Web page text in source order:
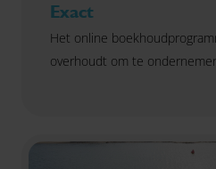
Exact
Het online
overhoudt om te